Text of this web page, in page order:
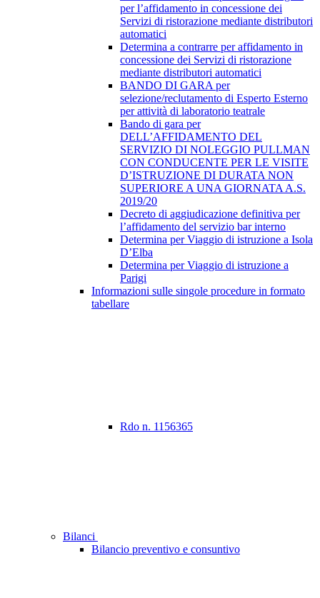
per l’affidamento in concessione dei
Servizi di ristorazione mediante distributori
automatici
Determina a contrarre per affidamento in
concessione dei Servizi di ristorazione
mediante distributori automatici
BANDO DI GARA per
selezione/reclutamento di Esperto Esterno
per attività di laboratorio teatrale
Bando di gara per
DELL’AFFIDAMENTO DEL
SERVIZIO DI NOLEGGIO PULLMAN
CON CONDUCENTE PER LE VISITE
D’ISTRUZIONE DI DURATA NON
SUPERIORE A UNA GIORNATA A.S.
2019/20
Decreto di aggiudicazione definitiva per
l’affidamento del servizio bar interno
Determina per Viaggio di istruzione a Isola
D’Elba
Determina per Viaggio di istruzione a
Parigi
Informazioni sulle singole procedure in formato
tabellare
Rdo n. 1156365
Bilanci
Bilancio preventivo e consuntivo